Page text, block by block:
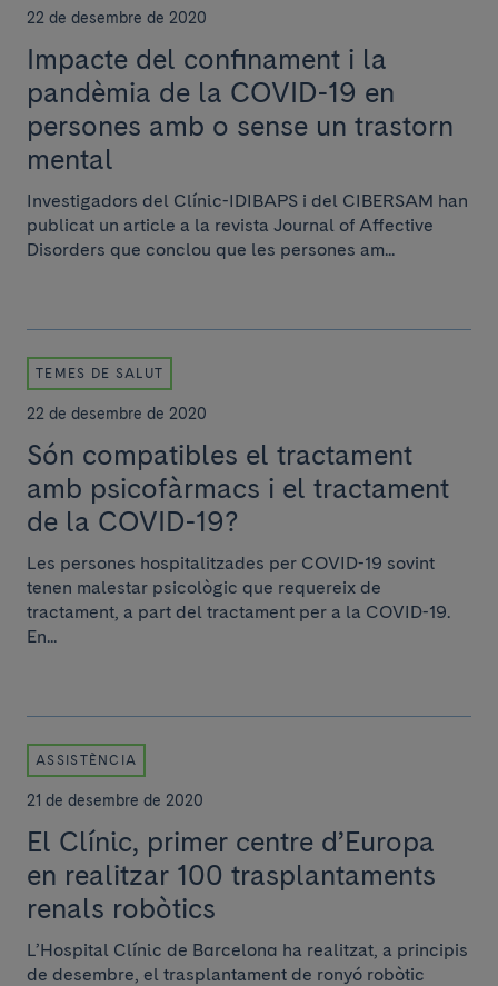
22 de desembre de 2020
Impacte del confinament i la
pandèmia de la COVID-19 en
persones amb o sense un trastorn
mental
Investigadors del Clínic-IDIBAPS i del CIBERSAM han
publicat un article a la revista Journal of Affective
Disorders que conclou que les persones am...
TEMES DE SALUT
22 de desembre de 2020
Són compatibles el tractament
amb psicofàrmacs i el tractament
de la COVID-19?
Les persones hospitalitzades per COVID-19 sovint
tenen malestar psicològic que requereix de
tractament, a part del tractament per a la COVID-19.
En...
ASSISTÈNCIA
21 de desembre de 2020
El Clínic, primer centre d’Europa
en realitzar 100 trasplantaments
renals robòtics
L’Hospital Clínic de Barcelona ha realitzat, a principis
de desembre, el trasplantament de ronyó robòtic